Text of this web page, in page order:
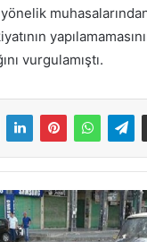
vurgulamıştı.